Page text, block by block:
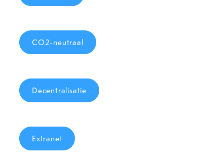
CO2-neutraal
Decentralisatie
Extranet